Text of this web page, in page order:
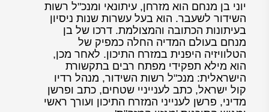
יוני בן מנחם הוא מזרחן, עיתונאי ומנכ"ל רשות
השידור לשעבר. הוא בעל עשרות שנות ניסיון
בעיתונות הכתובה והמצולמת. דרכו של בן
מנחם בעולם המדיה החלה כמפיק של
הטלוויזיה היפנית במזרח התיכון. לאחר מכן,
הוא מילא תפקידי מפתח רבים בתקשורת
הישראלית: מנכ"ל רשות השידור, מנהל רדיו
קול ישראל, כתב לענייניי שטחים, כתב ופרשן
מדיני, פרשן לענייני המזרח התיכון ועורך ראשי